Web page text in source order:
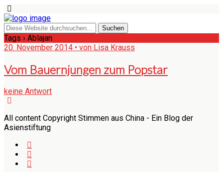
Tags › Ablajan
20. November 2014 • von Lisa Krauss
Vom Bauernjungen zum Popstar
keine Antwort
All content Copyright Stimmen aus China - Ein Blog der
Asienstiftung